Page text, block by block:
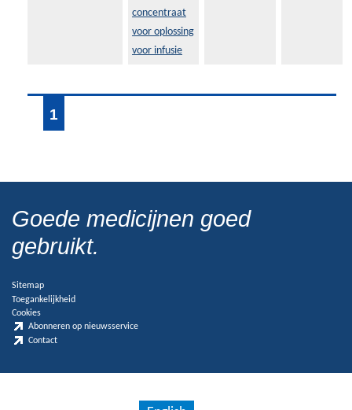
concentraat
voor oplossing
voor infusie
1
Goede medicijnen goed
gebruikt.
Sitemap
Toegankelijkheid
Cookies
Abonneren op nieuwsservice
Contact